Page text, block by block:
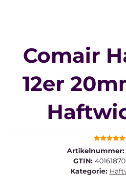
Comair
12er
Artikelnummer:
GTIN:
Kategorie: